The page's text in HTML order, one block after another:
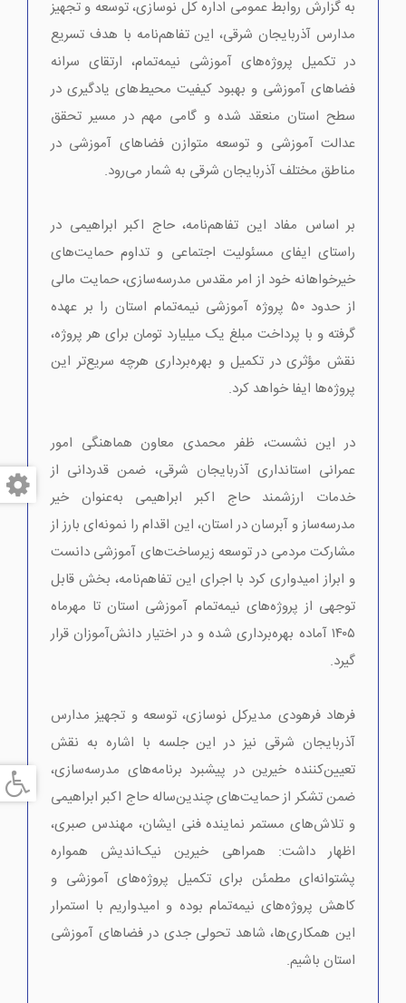
به گزارش روابط عمومی اداره کل نوسازی، توسعه و تجهیز
مدارس آذربایجان شرقی، این تفاهم‌نامه با هدف تسریع
در تکمیل پروژه‌های آموزشی نیمه‌تمام، ارتقای سرانه
فضاهای آموزشی و بهبود کیفیت محیط‌های یادگیری در
سطح استان منعقد شده و گامی مهم در مسیر تحقق
عدالت آموزشی و توسعه متوازن فضاهای آموزشی در
مناطق مختلف آذربایجان شرقی به شمار می‌رود.
بر اساس مفاد این تفاهم‌نامه، حاج اکبر ابراهیمی در
راستای ایفای مسئولیت اجتماعی و تداوم حمایت‌های
خیرخواهانه خود از امر مقدس مدرسه‌سازی، حمایت مالی
از حدود ۵۰ پروژه آموزشی نیمه‌تمام استان را بر عهده
گرفته و با پرداخت مبلغ یک میلیارد تومان برای هر پروژه،
نقش مؤثری در تکمیل و بهره‌برداری هرچه سریع‌تر این
پروژه‌ها ایفا خواهد کرد.
در این نشست، ظفر محمدی معاون هماهنگی امور
عمرانی استانداری آذربایجان شرقی، ضمن قدردانی از
خدمات ارزشمند حاج اکبر ابراهیمی به‌عنوان خیر
مدرسه‌ساز و آبرسان در استان، این اقدام را نمونه‌ای بارز از
مشارکت مردمی در توسعه زیرساخت‌های آموزشی دانست
و ابراز امیدواری کرد با اجرای این تفاهم‌نامه، بخش قابل
توجهی از پروژه‌های نیمه‌تمام آموزشی استان تا مهرماه
۱۴۰۵ آماده بهره‌برداری شده و در اختیار دانش‌آموزان قرار
گیرد.
فرهاد فرهودی مدیرکل نوسازی، توسعه و تجهیز مدارس
آذربایجان شرقی نیز در این جلسه با اشاره به نقش
تعیین‌کننده خیرین در پیشبرد برنامه‌های مدرسه‌سازی،
ضمن تشکر از حمایت‌های چندین‌ساله حاج اکبر ابراهیمی
و تلاش‌های مستمر نماینده فنی ایشان، مهندس صبری،
اظهار داشت: همراهی خیرین نیک‌اندیش همواره
پشتوانه‌ای مطمئن برای تکمیل پروژه‌های آموزشی و
کاهش پروژه‌های نیمه‌تمام بوده و امیدواریم با استمرار
این همکاری‌ها، شاهد تحولی جدی در فضاهای آموزشی
استان باشیم.